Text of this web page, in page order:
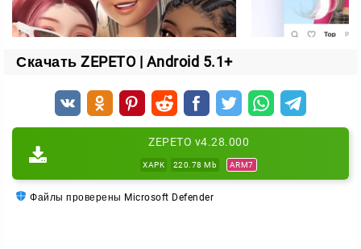
рассчитана на пользование всеми возрастными
категориями. Особый интерес она вызывает у
детей, ведь это идеальный способ их занять на
время. Кроме этого, Зепето развивает чувство вкуса
и фантазию. Развлечение также весело
использовать в компании.
Скачать ZEPETO | Android 5.1+
ZEPETO v4.28.000
XAPK 220.78 Mb ARM7
Файлы проверены Microsoft Defender